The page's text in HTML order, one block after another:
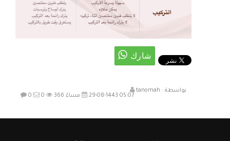
بواسطة : tanomah
29-08-1443 05:07 مساءً
0 0 366